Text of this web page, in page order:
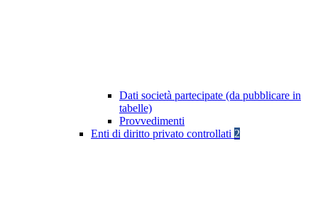
Dati società partecipate (da pubblicare in
tabelle)
Provvedimenti
Enti di diritto privato controllati 2